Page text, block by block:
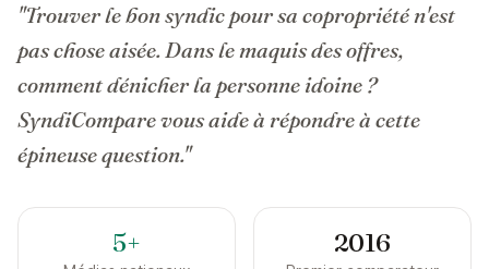
"Trouver le bon syndic pour sa copropriété n'est
pas chose aisée. Dans le maquis des offres,
comment dénicher la personne idoine ?
SyndiCompare vous aide à répondre à cette
épineuse question."
5+ 2016